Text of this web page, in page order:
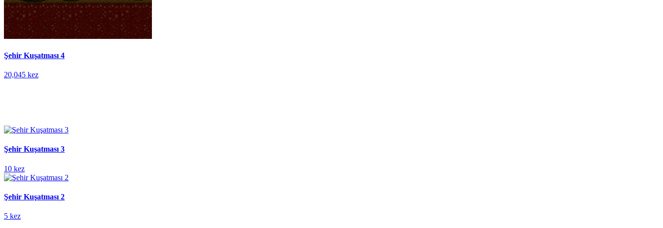
Şehir Kuşatması 4
20,045 kez
Şehir Kuşatması 3
10 kez
Şehir Kuşatması 2
5 kez